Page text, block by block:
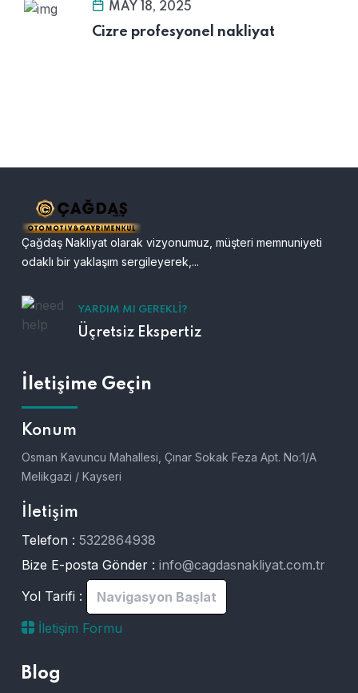
MAY 18, 2025
Cizre profesyonel nakliyat
Çağdaş Nakliyat olarak vizyonumuz, müşteri memnuniyeti
odaklı bir yaklaşım sergileyerek,...
YARDIM MI GEREKLI?
Üçretsiz Ekspertiz
İletişime Geçin
Konum
Osman Kavuncu Mahallesi, Çınar Sokak Feza Apt. No:1/A
Melikgazi / Kayseri
İletişim
Telefon : 5322864938
Bize E-posta Gönder : info@cagdasnakliyat.com.tr
Yol Tarifi :
Navigasyon Başlat
İletişim Formu
Blog